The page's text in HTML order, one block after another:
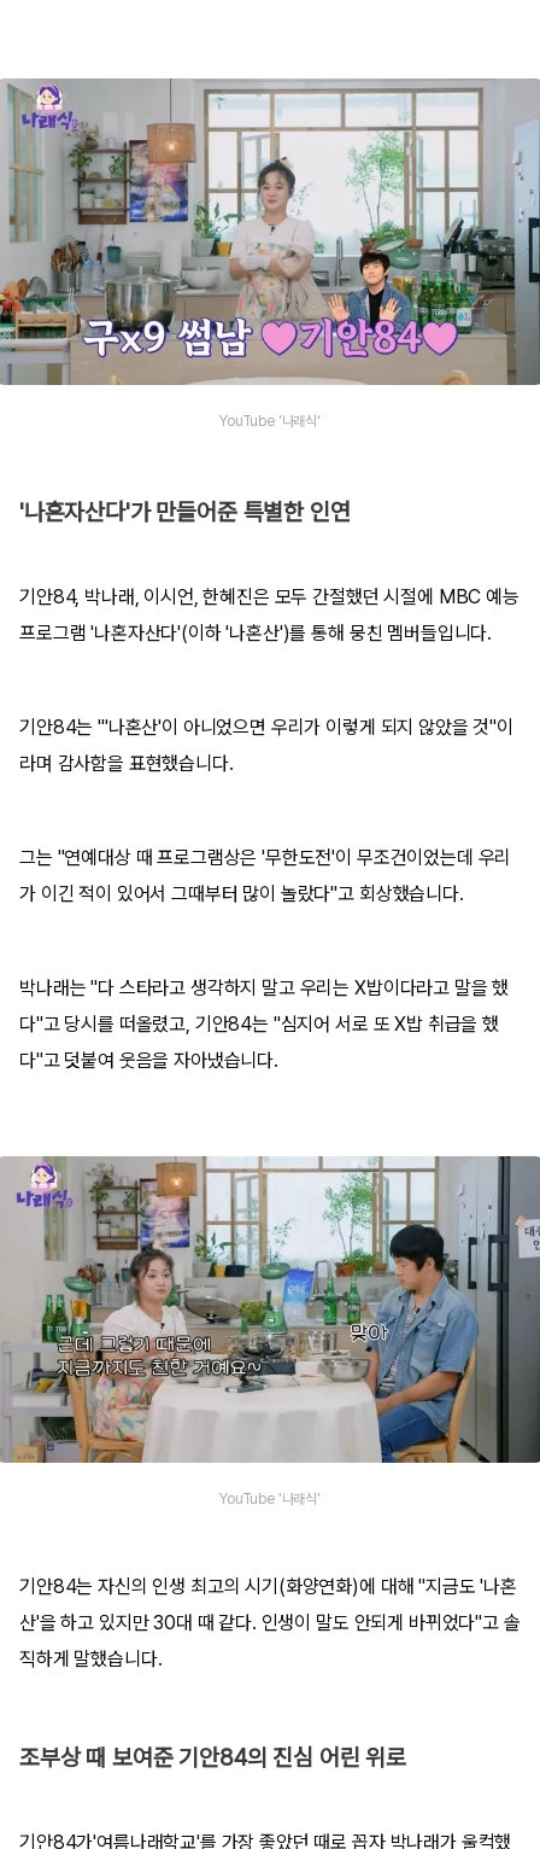
YouTube '나래식'
'나혼자산다'가 만들어준 특별한 인연
기안84, 박나래, 이시언, 한혜진은 모두 간절했던 시절에 MBC 예능
프로그램 '나혼자산다'(이하 '나혼산')를 통해 뭉친 멤버들입니다.
기안84는 "'나혼산'이 아니었으면 우리가 이렇게 되지 않았을 것"이
라며 감사함을 표현했습니다.
그는 "연예대상 때 프로그램상은 '무한도전'이 무조건이었는데 우리
가 이긴 적이 있어서 그때부터 많이 놀랐다"고 회상했습니다.
박나래는 "다 스타라고 생각하지 말고 우리는 X밥이다라고 말을 했
다"고 당시를 떠올렸고, 기안84는 "심지어 서로 또 X밥 취급을 했
다"고 덧붙여 웃음을 자아냈습니다.
YouTube '나래식'
기안84는 자신의 인생 최고의 시기(화양연화)에 대해 "지금도 '나혼
산'을 하고 있지만 30대 때 같다. 인생이 말도 안되게 바뀌었다"고 솔
직하게 말했습니다.
조부상 때 보여준 기안84의 진심 어린 위로
기안84가'여름나래학교'를 가장 좋았던 때로 꼽자 박나래가 울컥했